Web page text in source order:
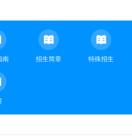
南 招生简章 特殊招生